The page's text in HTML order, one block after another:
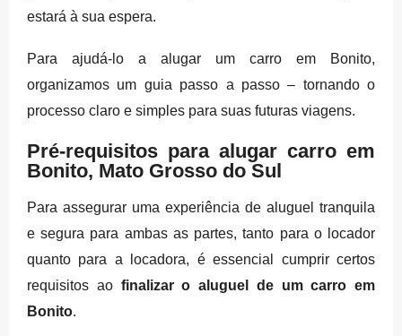
estará à sua espera.
Para ajudá-lo a alugar um carro em Bonito,
organizamos um guia passo a passo – tornando o
processo claro e simples para suas futuras viagens.
Pré-requisitos para alugar carro em
Bonito, Mato Grosso do Sul
Para assegurar uma experiência de aluguel tranquila
e segura para ambas as partes, tanto para o locador
quanto para a locadora, é essencial cumprir certos
requisitos ao finalizar o aluguel de um carro em
Bonito.